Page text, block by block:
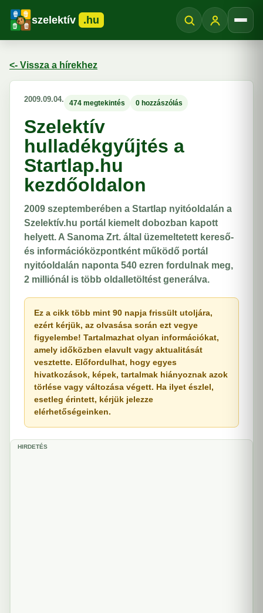
szelektív .hu
<- Vissza a hírekhez
2009.09.04. 474 megtekintés 0 hozzászólás
Szelektív
hulladékgyűjtés a
Startlap.hu
kezdőoldalon
2009 szeptemberében a Startlap nyitóoldalán a
Szelektív.hu portál kiemelt dobozban kapott
helyett. A Sanoma Zrt. által üzemeltetett kereső-
és információközpontként működő portál
nyitóoldalán naponta 540 ezren fordulnak meg,
2 milliónál is több oldalletöltést generálva.
Ez a cikk több mint 90 napja frissült utoljára,
ezért kérjük, az olvasása során ezt vegye
figyelembe! Tartalmazhat olyan információkat,
amely időközben elavult vagy aktualitását
vesztette. Előfordulhat, hogy egyes
hivatkozások, képek, tartalmak hiányoznak azok
törlése vagy változása végett. Ha ilyet észlel,
esetleg érintett, kérjük jelezze
elérhetőségeinken.
HIRDETÉS